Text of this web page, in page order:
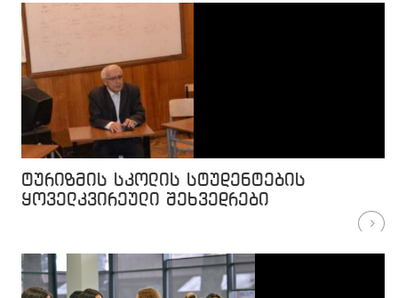
ტურიზმის სკოლის სტუდენტების
ყოველკვირეული შეხვედრები